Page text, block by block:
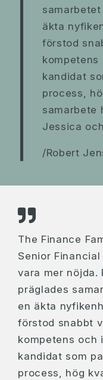
äkta
förstod
kompetens
kandidat
process,
samarbete
Jessica
/Robert
The Finance
Senior
vara mer
präglades
en äkta
förstod snabbt
kompetens och
kandidat som
process, hög